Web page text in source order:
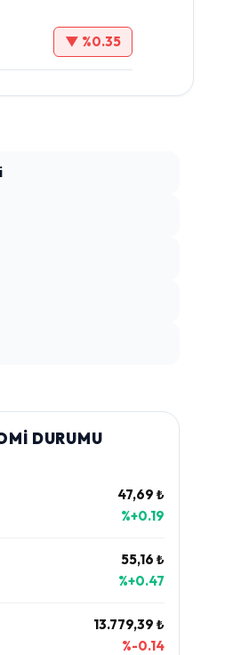
▼ %0.35
DURUMU
47,69 ₺
%+0.19
55,16 ₺
%+0.47
13.779,39 ₺
%-0.14